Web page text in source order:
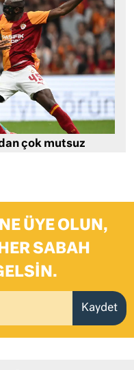
çok mutsuz
ÜYE OLUN,
SABAH
Kaydet